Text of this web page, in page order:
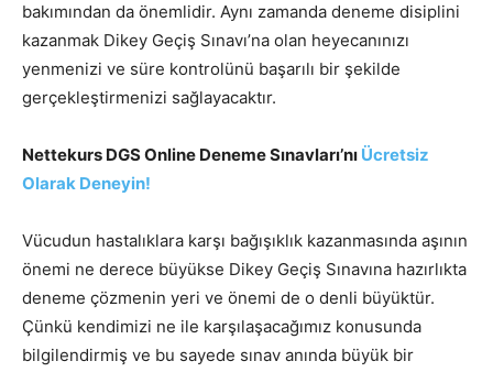
bakımından da önemlidir. Aynı zamanda deneme disiplini
kazanmak Dikey Geçiş Sınavı’na olan heyecanınızı
yenmenizi ve süre kontrolünü başarılı bir şekilde
gerçekleştirmenizi sağlayacaktır.
Nettekurs DGS Online Deneme Sınavları’nı Ücretsiz
Olarak Deneyin!
Vücudun hastalıklara karşı bağışıklık kazanmasında aşının
önemi ne derece büyükse Dikey Geçiş Sınavına hazırlıkta
deneme çözmenin yeri ve önemi de o denli büyüktür.
Çünkü kendimizi ne ile karşılaşacağımız konusunda
bilgilendirmiş ve bu sayede sınav anında büyük bir